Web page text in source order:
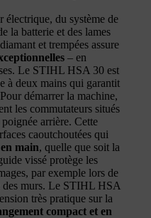
électrique, du système de
la batterie et des lames
et trempées assure
– en
Le STIHL HSA 30 est
à deux mains qui garantit
démarrer la machine,
les commutateurs situés
arrière. Cette
caoutchoutées qui
main, quelle que soit la
vissé protège les
par exemple lors de
des murs. Le STIHL HSA
très pratique sur la
compact et en